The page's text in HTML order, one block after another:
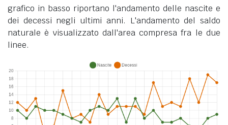
grafico in basso riportano l'andamento delle nascite e
dei decessi negli ultimi anni. L'andamento del saldo
naturale è visualizzato dall'area compresa fra le due
linee.